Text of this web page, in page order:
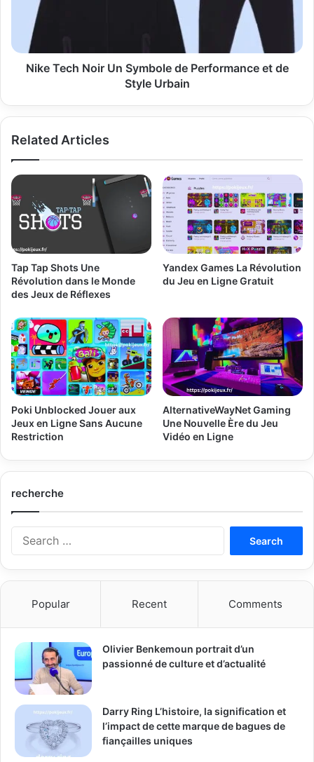
Performance
de
StyleNike Tech Noir Un Symbole de Performance et de
Style Urbain
Related Articles
Tap Tap Shots Une
Révolution dans le Monde
des Jeux de Réflexes
Yandex Games La Révolution
du Jeu en Ligne Gratuit
Poki Unblocked Jouer aux
Jeux en Ligne Sans Aucune
Restriction
AlternativeWayNet Gaming
Une Nouvelle Ère du Jeu
Vidéo en Ligne
recherche
Popular Recent Comments
Olivier Benkemoun portrait d’un
passionné de culture et d’actualité
Darry Ring L’histoire, la signification et
l’impact de cette marque de bagues de
fiançailles uniques